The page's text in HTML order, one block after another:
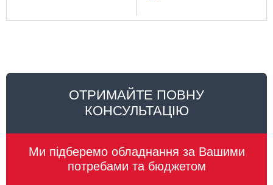
ОТРИМАЙТЕ ПОВНУ
КОНСУЛЬТАЦІЮ
Ми підберемо обладнання за Вашими
потребами та бюджетом